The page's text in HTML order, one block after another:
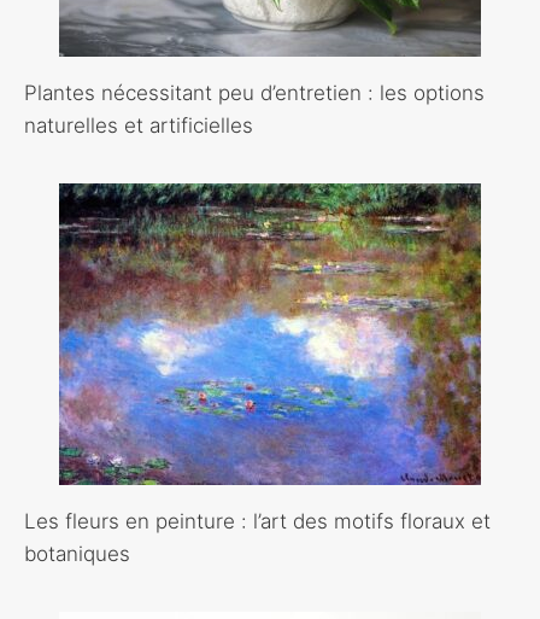
Plantes nécessitant peu d’entretien : les options
naturelles et artificielles
Les fleurs en peinture : l’art des motifs floraux et
botaniques